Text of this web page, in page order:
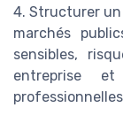
4. Structurer un
marchés
sensibles,
entreprise